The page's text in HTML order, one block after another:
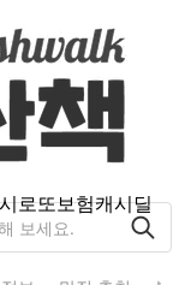
로또보험캐시딜